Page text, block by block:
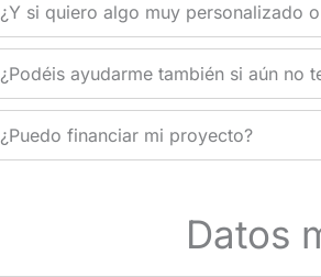
¿Y si quiero algo muy personalizado
¿Podéis ayudarme también si aún no
¿Puedo financiar mi proyecto?
Datos